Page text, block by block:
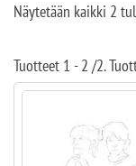
Näytetään kaikki 2
Tuotteet 1 - 2 /2.